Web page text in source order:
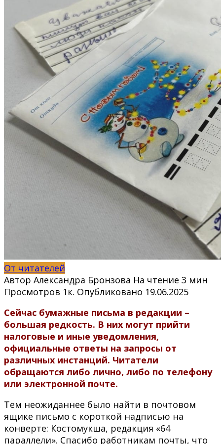
От читателей
Автор Александра Бронзова На чтение 3 мин
Просмотров 1к. Опубликовано 19.06.2025
Сейчас бумажные письма в редакции –
большая редкость. В них могут прийти
налоговые и иные уведомления,
официальные ответы на запросы от
различных инстанций. Читатели
обращаются либо лично, либо по телефону
или электронной почте.
Тем неожиданнее было найти в почтовом
ящике письмо с короткой надписью на
конверте: Костомукша, редакция «64
параллели». Спасибо работникам почты, что